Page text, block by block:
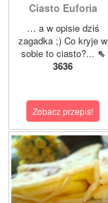
Ciasto Euforia
… a w opisie dziś
zagadka ;) Co kryje w
sobie to ciasto?... ⇖
3636
Zobacz przepis!